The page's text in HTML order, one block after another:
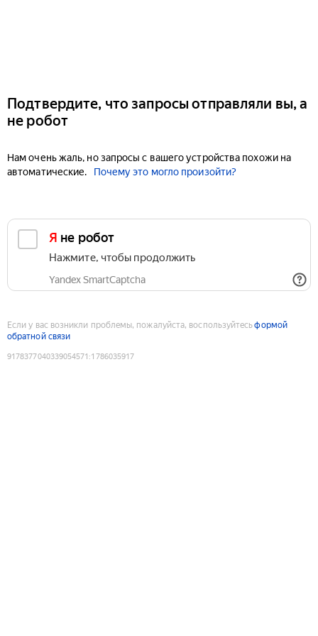
Подтвердите, что запросы отправляли вы, а
не робот
Нам очень жаль, но запросы с вашего устройства похожи на
автоматические.
Почему это могло произойти?
Я не робот
Нажмите, чтобы продолжить
Yandex SmartCaptcha
Если у вас возникли проблемы, пожалуйста, воспользуйтесьформой
обратной связи
9178377040339054571 :1786035917